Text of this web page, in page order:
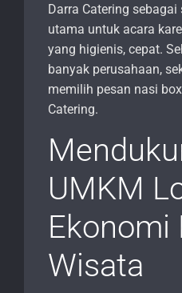
Darra Catering
utama untuk acara
yang higienis, cepat.
banyak perusahaan,
memilih pesan nasi
Catering.
UMKM
Ekonomi
Wisata